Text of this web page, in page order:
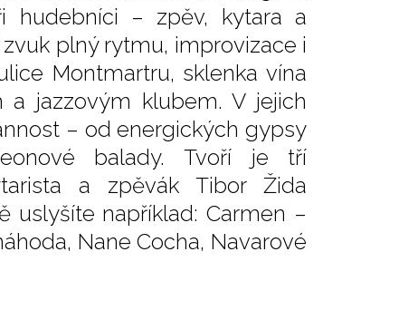
hudebníci – zpěv, kytara a
plný rytmu, improvizace i
Montmartru, sklenka vína
jazzovým klubem. V jejich
– od energických gypsy
balady. Tvoří je tří
a zpěvák Tibor Žida
uslyšíte například: Carmen –
Nane Cocha, Navarové